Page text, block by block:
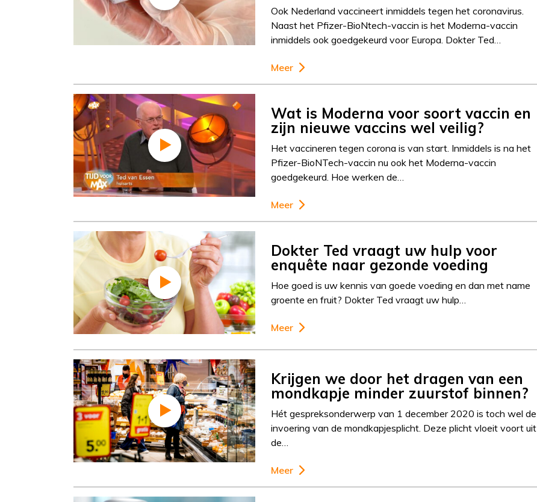
Ook Nederland vaccineert inmiddels tegen het coronavirus.
Naast het Pfizer-BioNtech-vaccin is het Moderna-vaccin
inmiddels ook goedgekeurd voor Europa. Dokter Ted…
Meer
Wat is Moderna voor soort vaccin en
zijn nieuwe vaccins wel veilig?
Het vaccineren tegen corona is van start. Inmiddels is na het
Pfizer-BioNTech-vaccin nu ook het Moderna-vaccin
goedgekeurd. Hoe werken de…
Meer
Dokter Ted vraagt uw hulp voor
enquête naar gezonde voeding
Hoe goed is uw kennis van goede voeding en dan met name
groente en fruit? Dokter Ted vraagt uw hulp…
Meer
Krijgen we door het dragen van een
mondkapje minder zuurstof binnen?
Hét gespreksonderwerp van 1 december 2020 is toch wel de
invoering van de mondkapjesplicht. Deze plicht vloeit voort uit
de…
Meer